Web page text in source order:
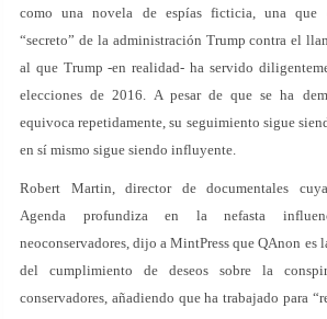
como una novela de espías ficticia, una que
“secreto” de la administración Trump contra el
al que Trump -en realidad- ha servido
elecciones de 2016. A pesar de que se ha
equivoca repetidamente, su seguimiento sigue
en sí mismo sigue siendo influyente.
Robert Martin, director de documentales
Agenda profundiza en la nefasta
neoconservadores, dijo a MintPress que QAnon es
del cumplimiento de deseos sobre la
conservadores, añadiendo que ha trabajado para